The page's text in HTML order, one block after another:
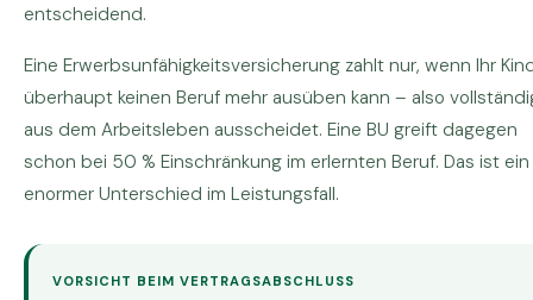
entscheidend.
Eine Erwerbsunfähigkeitsversicherung zahlt nur, wenn Ihr
überhaupt keinen Beruf mehr ausüben kann – also
aus dem Arbeitsleben ausscheidet. Eine BU greift dagegen
schon bei 50 % Einschränkung im erlernten Beruf. Das ist ein
enormer Unterschied im Leistungsfall.
VORSICHT BEIM VERTRAGSABSCHLUSS